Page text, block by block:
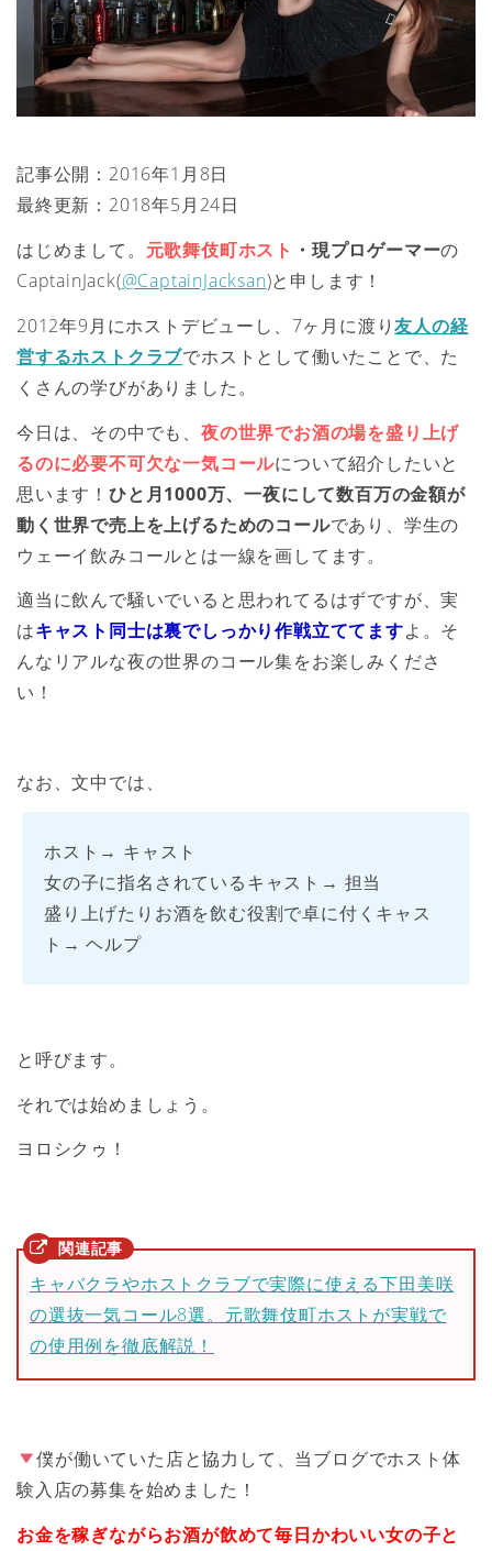
記事公開：2016年1月8日
最終更新：2018年5月24日
はじめまして。 元歌舞伎町ホスト ・現プロゲーマーの
CaptainJack(@CaptainJacksan)と申します！
2012年9月にホストデビューし、7ヶ月に渡り友人の経
営するホストクラブでホストとして働いたことで、た
くさんの学びがありました。
今日は、その中でも、 夜の世界でお酒の場を盛り上げ
るのに必要不可欠な一気コールについて紹介したいと
思います！ ひと月1000万、一夜にして数百万の金額が
動く世界で売上を上げるためのコールであり、学生の
ウェーイ飲みコールとは一線を画してます。
適当に飲んで騒いでいると思われてるはずですが、実
はキャスト同士は裏でしっかり作戦立ててますよ。そ
んなリアルな夜の世界のコール集をお楽しみくださ
い！
なお、文中では、
ホスト→ キャスト
女の子に指名されているキャスト→ 担当
盛り上げたりお酒を飲む役割で卓に付くキャス
ト→ ヘルプ
と呼びます。
それでは始めましょう。
ヨロシクゥ！
キャバクラやホストクラブで実際に使える下田美咲
の選抜一気コール8選。元歌舞伎町ホストが実戦で
の使用例を徹底解説！
僕が働いていた店と協力して、当ブログでホスト体
験入店の募集を始めました！
お金を稼ぎながらお酒が飲めて毎日かわいい女の子と